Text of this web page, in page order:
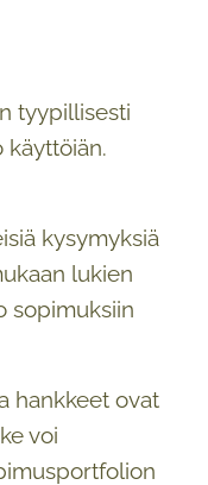
tyypillisesti
käyttöiän.
kysymyksiä
lukien
sopimuksiin
hankkeet ovat
voi